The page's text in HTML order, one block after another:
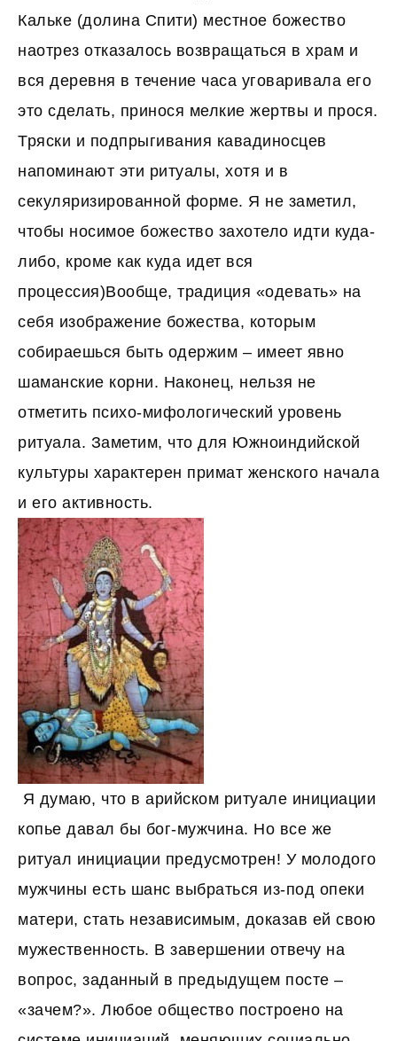
Кальке (долина Спити) местное божество
наотрез отказалось возвращаться в храм и
вся деревня в течение часа уговаривала его
это сделать, принося мелкие жертвы и прося.
Тряски и подпрыгивания кавадиносцев
напоминают эти ритуалы, хотя и в
секуляризированной форме. Я не заметил,
чтобы носимое божество захотело идти куда-
либо, кроме как куда идет вся
процессия)Вообще, традиция «одевать» на
себя изображение божества, которым
собираешься быть одержим – имеет явно
шаманские корни. Наконец, нельзя не
отметить психо-мифологический уровень
ритуала. Заметим, что для Южноиндийской
культуры характерен примат женского начала
и его активность.
Я думаю, что в арийском ритуале инициации
копье давал бы бог-мужчина. Но все же
ритуал инициации предусмотрен! У молодого
мужчины есть шанс выбраться из-под опеки
матери, стать независимым, доказав ей свою
мужественность. В завершении отвечу на
вопрос, заданный в предыдущем посте –
«зачем?». Любое общество построено на